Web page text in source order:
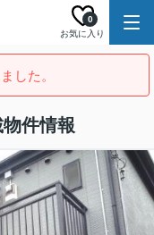
お気に入り
0
した。
件情報